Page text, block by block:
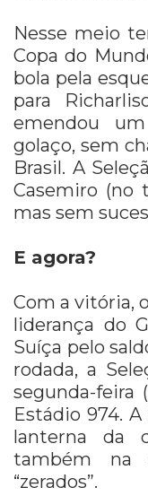
Nesse meio
Copa do
bola pela
para
emendou
golaço, sem
Brasil. A
Casemiro (no
mas sem
E agora?
Com a vitória,
liderança do
Suíça pelo
rodada, a
segunda-feira
Estádio 974.
lanterna da
também na
“zerados”.